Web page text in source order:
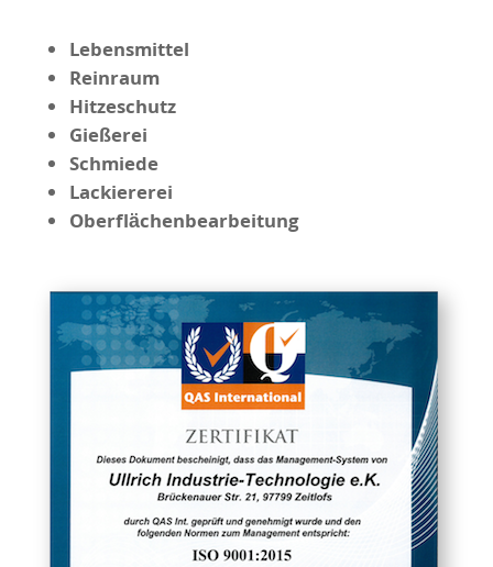
Lebensmittel
Reinraum
Hitzeschutz
Gießerei
Schmiede
Lackiererei
Oberflächenbearbeitung